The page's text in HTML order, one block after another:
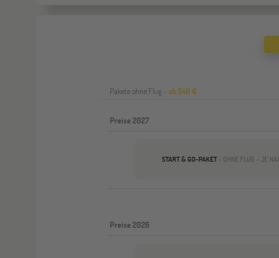
Pakete ohne Flug -ab 540 €
Preise 2027
START & GO-PAKET- OHNE FLUG - JE
Preise 2026